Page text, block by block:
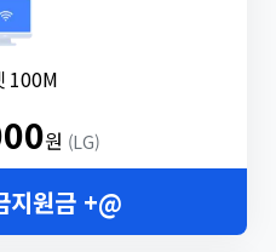
100M
원 (LG)
지원금 +@